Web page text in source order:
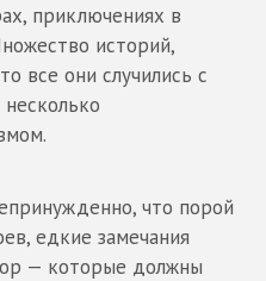
приключениях в
историй,
все они случились с
что порой
едкие замечания
— которые должны